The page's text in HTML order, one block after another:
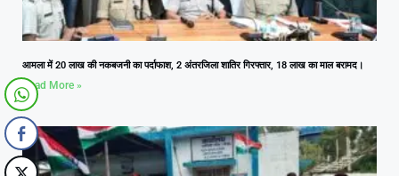
आमला में 20 लाख की नकबजनी का पर्दाफाश, 2 अंतरजिला शातिर गिरफ्तार, 18 लाख का माल बरामद।
Read More »